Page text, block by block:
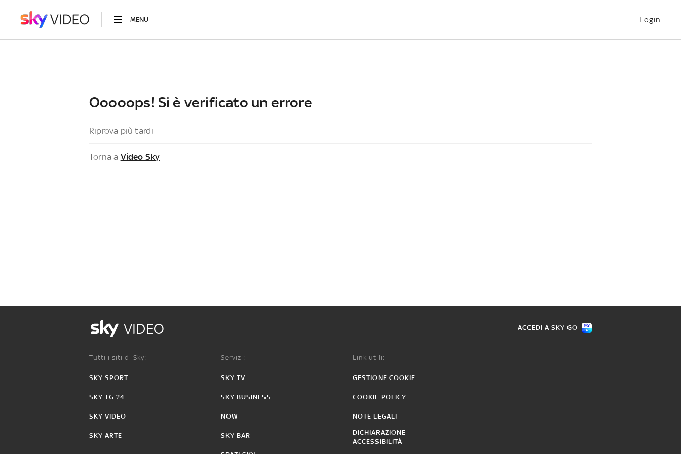
MENU Login
Ooooops! Si è verificato un errore
Riprova più tardi
Torna a Video Sky
VIDEO ACCEDI A SKY GO
Tutti i siti di Sky:
SKY SPORT
SKY TG 24
SKY VIDEO
SKY ARTE
Servizi:
SKY TV
SKY BUSINESS
NOW
SKY BAR
Link utili:
GESTIONE COOKIE
COOKIE POLICY
NOTE LEGALI
DICHIARAZIONE
ACCESSIBILITÀ